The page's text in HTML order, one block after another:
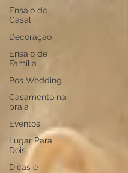
Ensaio de
Casal
Decoração
Ensaio de
Família
Pos Wedding
Casamento na
praia
Eventos
Lugar Para
Dois
Dicas e